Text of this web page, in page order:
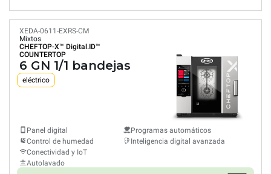
XEDA-0611-EXRS-CM
Mixtos
CHEFTOP-X™ Digital.ID™
COUNTERTOP
6 GN 1/1 bandejas
eléctrico
Panel digital
Control de humedad
Conectividad y IoT
Autolavado
Programas automáticos
Inteligencia digital avanzada